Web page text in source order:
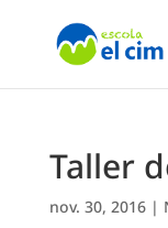
Taller
nov. 30, 2016|